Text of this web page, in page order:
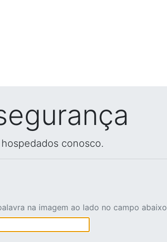
conosco.
na imagem ao lado no campo abaixo